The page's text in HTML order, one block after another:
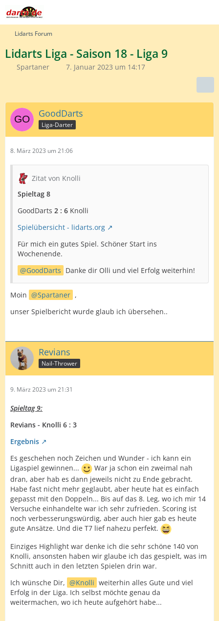
Lidarts Forum
Lidarts Liga - Saison 18 - Liga 9
Spartaner 7. Januar 2023 um 14:17
GoodDarts
Liga-Darter
8. März 2023 um 21:06
Zitat von Knolli
Spieltag 8
GoodDarts 2 : 6 Knolli
Spielübersicht - lidarts.org
Für mich ein gutes Spiel. Schöner Start ins
Wochenende.
GoodDarts Danke dir Olli und viel Erfolg weiterhin!
Moin Spartaner ,
unser Spielbericht wurde glaub ich übersehen..
Revians
Nail-Thrower
9. März 2023 um 21:31
Spieltag 9:
Revians - Knolli 6 : 3
Ergebnis
Es geschehen noch Zeichen und Wunder - ich kann ein
Ligaspiel gewinnen...
War ja schon ein zweimal nah
dran, aber hab es dann jeweils nicht zu Ende gebracht.
Habe fast nicht mehr geglaubt, aber heute hat es einfach
gepasst mit den Doppeln... Bis auf das 8. Leg, wo ich mir 14
Versuche einhandelte war ich sehr zufrieden. Scoring ist
noch verbesserungswürdig, aber auch hier gab es heute
gute Ansätze. Und die T7 lief nahezu perfekt.
Einziges Highlight war denke ich die sehr schöne 140 von
Knolli, ansonsten haben wir glaube ich das gespielt, was im
Schnitt auch in den letzten Spielen drin war.
Ich wünsche Dir,
Knolli weiterhin alles Gute und viel
Erfolg in der Liga. Ich selbst möchte genau da
weitermachen, wo ich heute aufgehört habe...